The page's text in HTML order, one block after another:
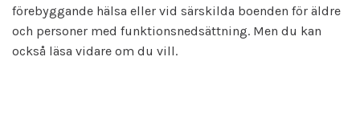
förebyggande hälsa eller vid särskilda boenden för äldre
och personer med funktionsnedsättning. Men du kan
också läsa vidare om du vill.